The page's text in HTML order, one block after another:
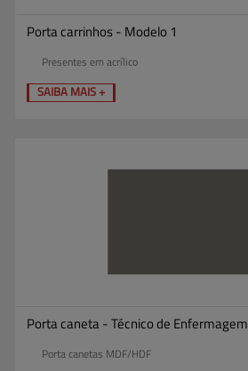
Porta carrinhos - Modelo 1
Presentes em acrílico
SAIBA MAIS +
Porta caneta - Técnico de Enfermagem
Porta canetas MDF/HDF